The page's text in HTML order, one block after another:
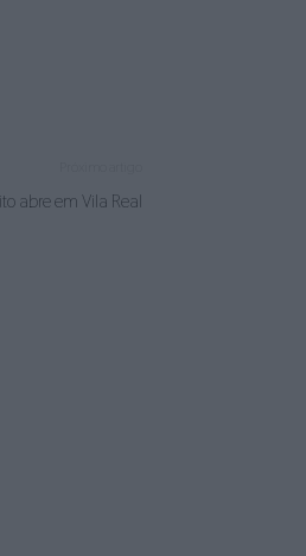
abre em Vila Real